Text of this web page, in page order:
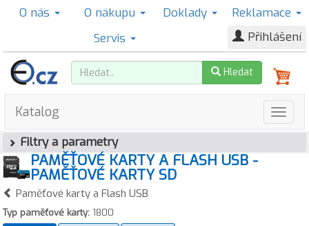
O nás O nákupu Doklady
Reklamace
Servis
Přihlášení
Hledat
Katalog
Filtry a parametry
PAMĚŤOVÉ KARTY A FLASH USB -
PAMĚŤOVÉ KARTY SD
Paměťové karty a Flash USB
Typ paměťové karty: 1800